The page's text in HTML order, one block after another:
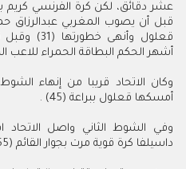
قبل أن يصوب المغربي عبدالرزاق
قعلول
أشهر الحكم البطاقة الحمراء للاعب
وكان الاتحاد قريبا من إنهاء
أمسكها قعلول ببراعة (45) .
وفي الشوط الثاني واصل الاتحاد
داسيلفا كرة قوية مرت بجوار القائم (55).